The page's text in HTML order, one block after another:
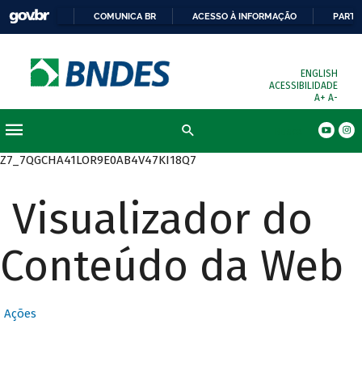
COMUNICA BR ACESSO À INFORMAÇÃO
ENGLISH
ACESSIBILIDADE
A+ A-
Z7_7QGCHA41LOR9E0AB4V47KI18Q7
Visualizador do
Conteúdo da Web
Ações